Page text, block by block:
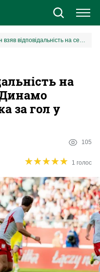
«Він взяв відповідальність на себе»: ексгравець Динамо похвалив Яремчука за гол у ворота Польщі
на
Динамо
за гол у
105
★★★★★
★★★★★ 1 голос